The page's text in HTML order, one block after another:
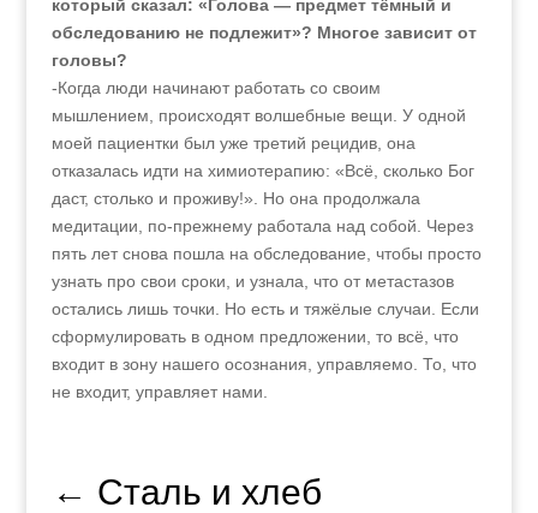
который сказал: «Голова — предмет тёмный и
обследованию не подлежит»? Многое зависит от
головы?
-Когда люди начинают работать со своим
мышлением, происходят волшебные вещи. У одной
моей пациентки был уже третий рецидив, она
отказалась идти на химиотерапию: «Всё, сколько Бог
даст, столько и проживу!». Но она продолжала
медитации, по-прежнему работала над собой. Через
пять лет снова пошла на обследование, чтобы просто
узнать про свои сроки, и узнала, что от метастазов
остались лишь точки. Но есть и тяжёлые случаи. Если
сформулировать в одном предложении, то всё, что
входит в зону нашего осознания, управляемо. То, что
не входит, управляет нами.
← Сталь и хлеб